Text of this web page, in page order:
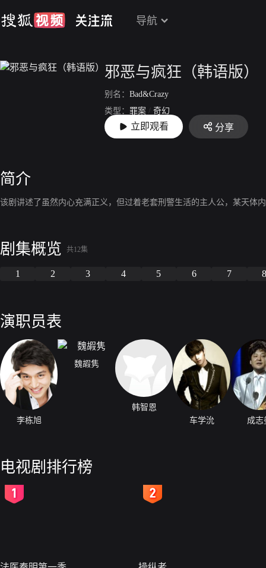
导航
邪恶与疯狂（韩语版）
别名： Bad&Crazy
类型： 罪案 / 奇幻
上映： 2021-12-17
立即观看 分享
简介
该剧讲述了虽然内心充满正义，但过着老套刑警生活的主人公，某天体
剧集概览 共12集
1 2 3 4 5 6 7
演职员表
李栋旭
魏嘏隽
韩智恩
车学沇
成志
电视剧排行榜